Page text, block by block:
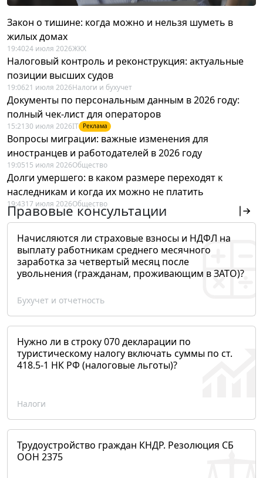
Закон о тишине: когда можно и нельзя шуметь в
жилых домах
19:4024 июля 2026ЖКХ
Налоговый контроль и реконструкция: актуальные
позиции высших судов
19:0621 июля 2026Налоги и бухучет
Документы по персональным данным в 2026 году:
полный чек-лист для операторов
15:21 30 июля 2026IT Реклама
Вопросы миграции: важные изменения для
иностранцев и работодателей в 2026 году
19:0515 июля 2026Общество
Долги умершего: в каком размере переходят к
наследникам и когда их можно не платить
19:4317 июля 2026Общество
Правовые консультации
Начисляются ли страховые взносы и НДФЛ на
выплату работникам среднего месячного
заработка за четвертый месяц после
увольнения (гражданам, проживающим в ЗАТО)?
Бухучет и отчетность
Нужно ли в строку 070 декларации по
туристическому налогу включать суммы по ст.
418.5-1 НК РФ (налоговые льготы)?
Налоги
Трудоустройство граждан КНДР. Резолюция СБ
ООН 2375